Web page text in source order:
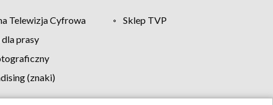
Telewizja Cyfrowa
Sklep TVP
prasy
(znaki)